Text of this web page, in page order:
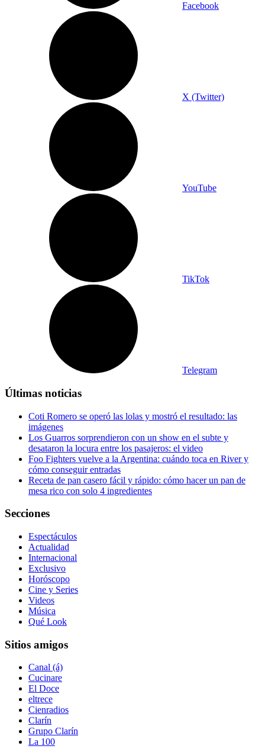
Facebook
X (Twitter)
YouTube
TikTok
Telegram
Últimas noticias
Coti Romero se operó las lolas y mostró el resultado: las
imágenes
Los Guarros sorprendieron con un show en el subte y
desataron la locura entre los pasajeros: el video
Foo Fighters vuelve a la Argentina: cuándo toca en River y
cómo conseguir entradas
Receta de pan casero fácil y rápido: cómo hacer un pan de
mesa rico con solo 4 ingredientes
Secciones
Espectáculos
Actualidad
Internacional
Exclusivo
Horóscopo
Cine y Series
Videos
Música
Qué Look
Sitios amigos
Canal (á)
Cucinare
El Doce
eltrece
Cienradios
Clarín
Grupo Clarín
La 100